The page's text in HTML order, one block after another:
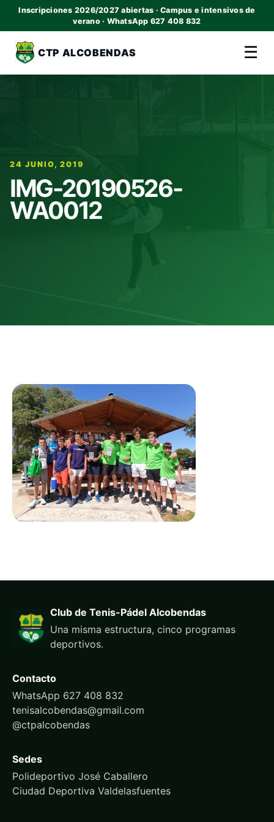
Inscripciones 2026/2027 abiertas · Campus e intensivos de
verano · WhatsApp 627 408 832
CTP ALCOBENDAS ☰
24 JUNIO, 2019
IMG-20190526-
WA0012
Club de Tenis-Pádel Alcobendas
Una misma estructura, cinco programas
deportivos.
Contacto
WhatsApp 627 408 832
tenisalcobendas@gmail.com
@ctpalcobendas
Sedes
Polideportivo José Caballero
Ciudad Deportiva Valdelasfuentes